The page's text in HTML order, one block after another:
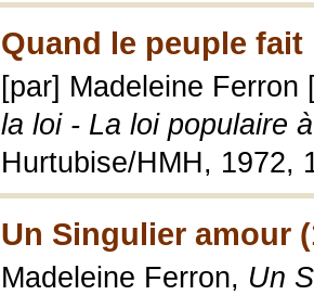
Quand le peuple fait
[par] Madeleine
la loi - La loi populaire
Hurtubise/HMH, 1972,
Un Singulier amour
Madeleine Ferron, Un